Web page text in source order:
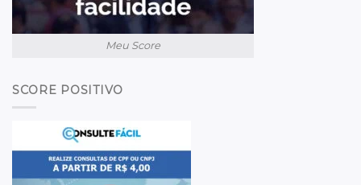
Meu Score
SCORE POSITIVO